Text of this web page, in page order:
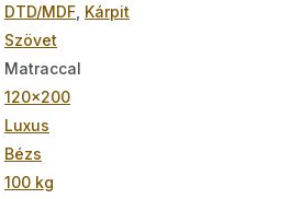
DTD/MDF Kárpit
Szövet
Matraccal
120x200
Luxus
Bézs
100 kg